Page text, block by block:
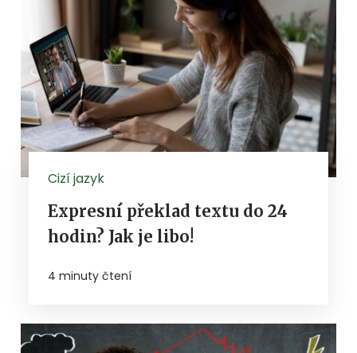
Cizí jazyk
Expresní překlad textu do 24
hodin? Jak je libo!
4 minuty čtení